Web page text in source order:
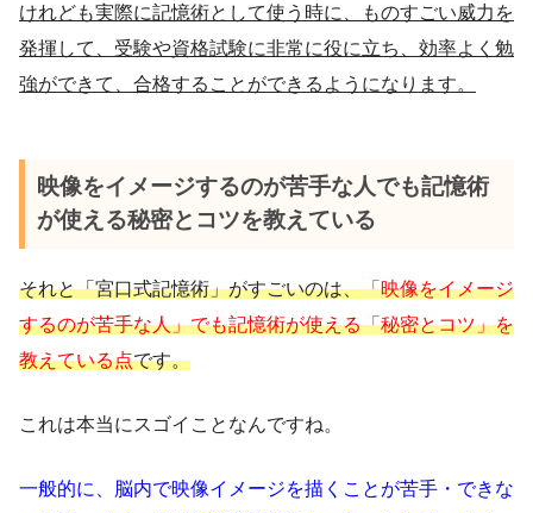
けれども実際に記憶術として使う時に、ものすごい威力を
発揮して、受験や資格試験に非常に役に立ち、効率よく勉
強ができて、合格することができるようになります。
映像をイメージするのが苦手な人でも記憶術
が使える秘密とコツを教えている
それと「宮口式記憶術」がすごいのは、「映像をイメージ
するのが苦手な人」でも記憶術が使える「秘密とコツ」を
教えている点です。
これは本当にスゴイことなんですね。
一般的に、脳内で映像イメージを描くことが苦手・できな